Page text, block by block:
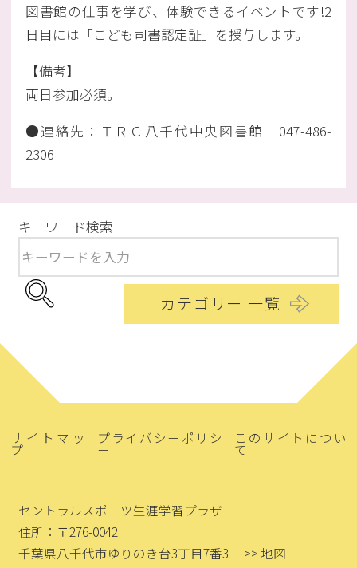
図書館の仕事を学び、体験できるイベントです!2
日目には「こども司書認定証」を授与します。
【備考】
両日参加必須。
●連絡先：ＴＲＣ八千代中央図書館 047-486-
2306
キーワード検索
カテゴリー 一覧
サイトマッ
プ
プライバシーポリシ
ー
このサイトについ
て
セントラルスポーツ生涯学習プラザ
住所：〒276-0042
千葉県八千代市ゆりのき台3丁目7番3
>> 地図